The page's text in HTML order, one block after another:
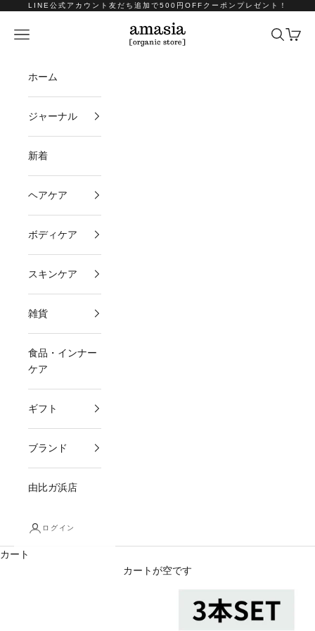
コンテンツへスキップ
LINE公式アカウント友だち追加で500円OFFクーポンプレゼント！
amasia organic store
メニュー 検索カート
ホーム
ジャーナル
新着
ヘアケア
ボディケア
スキンケア
雑貨
食品・インナー
ケア
ギフト
ブランド
由比ガ浜店
ログイン
カート
カートが空です